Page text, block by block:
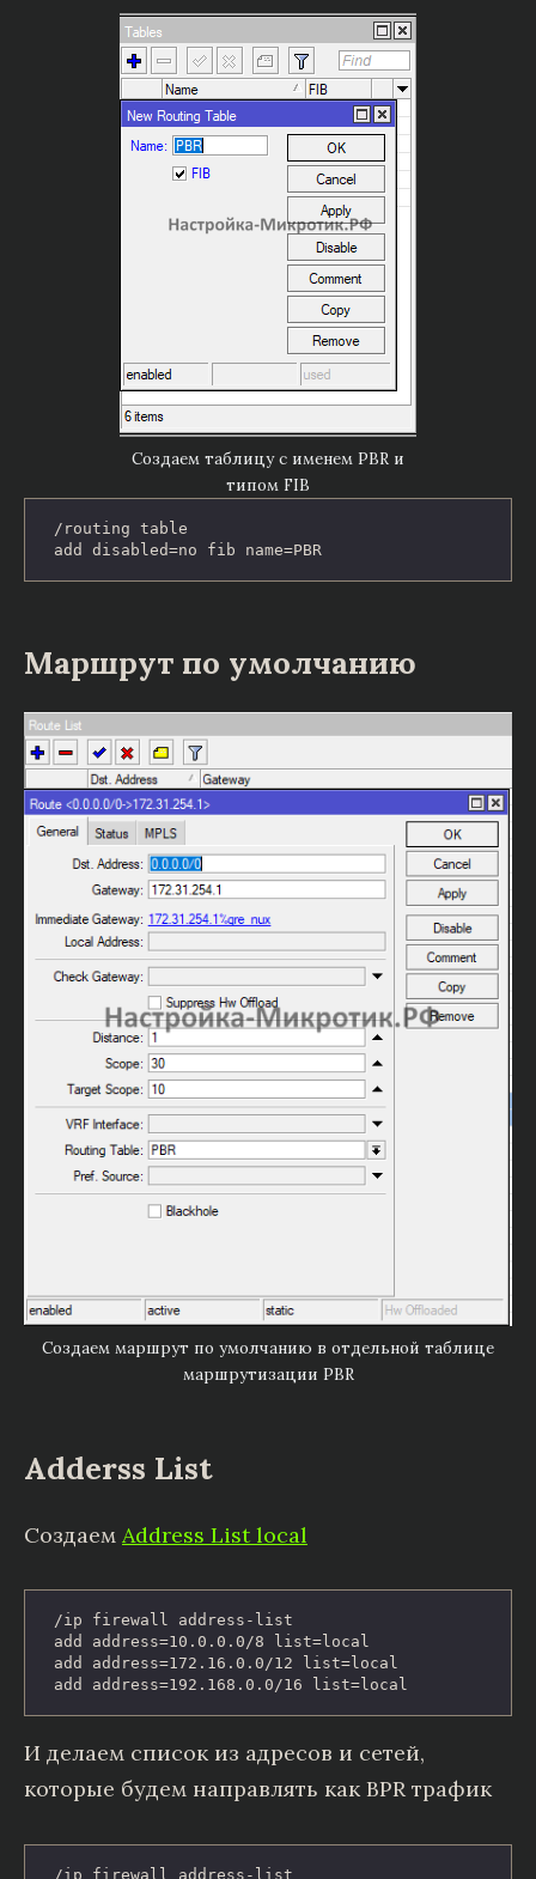
Создаем таблицу с именем PBR и
типом FIB
/routing table
add disabled=no fib name=PBR
Маршрут по умолчанию
Создаем маршрут по умолчанию в отдельной таблице
маршрутизации PBR
Adderss List
Создаем Address List local
/ip firewall address-list
add address=10.0.0.0/8 list=local
add address=172.16.0.0/12 list=local
add address=192.168.0.0/16 list=local
И делаем список из адресов и сетей,
которые будем направлять как BPR трафик
/ip firewall address-list